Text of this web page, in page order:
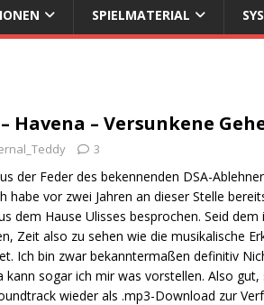
SPIELMATERIAL
Havena – Versunkene
3
der Feder des bekennenden DSA-
habe vor zwei Jahren an dieser Stelle
dem Hause Ulisses besprochen. Seid dem
Zeit also zu sehen wie die musikalische
Ich bin zwar bekanntermaßen definitiv
kann sogar ich mir was vorstellen. Also
wieder als .mp3-Download zur